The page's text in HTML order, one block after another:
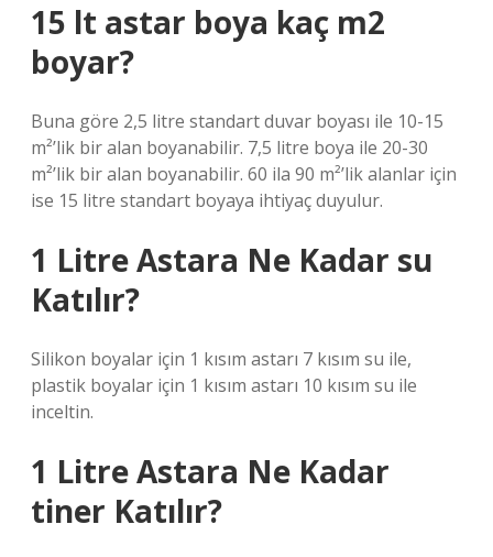
15 lt astar boya kaç m2
boyar?
Buna göre 2,5 litre standart duvar boyası ile 10-15
m²’lik bir alan boyanabilir. 7,5 litre boya ile 20-30
m²’lik bir alan boyanabilir. 60 ila 90 m²’lik alanlar için
ise 15 litre standart boyaya ihtiyaç duyulur.
1 Litre Astara Ne Kadar su
Katılır?
Silikon boyalar için 1 kısım astarı 7 kısım su ile,
plastik boyalar için 1 kısım astarı 10 kısım su ile
inceltin.
1 Litre Astara Ne Kadar
tiner Katılır?